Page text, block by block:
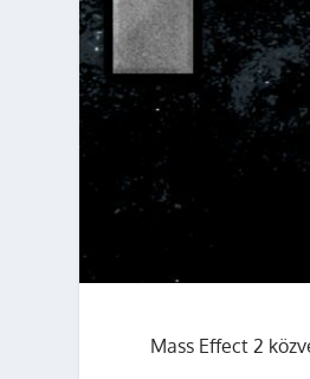
Mass Effect 2